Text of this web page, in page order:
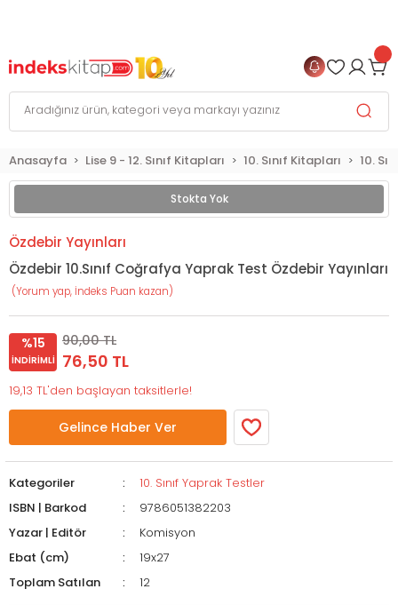
Anasayfa Lise 9 - 12. Sınıf Kitapları 10. Sınıf Kitapları 10.
Stokta Yok
Özdebir Yayınları
Özdebir 10.Sınıf Coğrafya Yaprak Test Özdebir Yayınları
(Yorum yap, İndeks Puan kazan)
%15
İNDIRIMLI
90,00 TL
76,50 TL
19,13 TL'den başlayan taksitlerle!
Gelince Haber Ver
Kategoriler
10. Sınıf Yaprak Testler
ISBN | Barkod
9786051382203
Yazar | Editör
Komisyon
Ebat (cm)
19x27
Toplam Satılan
12